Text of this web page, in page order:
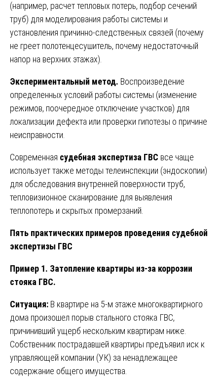
(например, расчет тепловых потерь, подбор сечений
труб) для моделирования работы системы и
установления причинно-следственных связей (почему
не греет полотенцесушитель, почему недостаточный
напор на верхних этажах).
Экспериментальный метод. Воспроизведение
определенных условий работы системы (изменение
режимов, поочередное отключение участков) для
локализации дефекта или проверки гипотезы о причине
неисправности.
Современная судебная экспертиза ГВС все чаще
использует также методы телеинспекции (эндоскопии)
для обследования внутренней поверхности труб,
тепловизионное сканирование для выявления
теплопотерь и скрытых промерзаний.
Пять практических примеров проведения судебной
экспертизы ГВС
Пример 1. Затопление квартиры из-за коррозии
стояка ГВС.
Ситуация: В квартире на 5-м этаже многоквартирного
дома произошел порыв стального стояка ГВС,
причинивший ущерб нескольким квартирам ниже.
Собственник пострадавшей квартиры предъявил иск к
управляющей компании (УК) за ненадлежащее
содержание общего имущества.